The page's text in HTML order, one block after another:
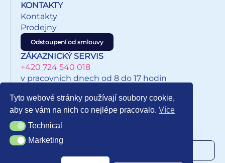
KONTAKTY
Kontakty
Prodejny
Odstoupení od smlouvy
ZÁKAZNICKÝ SERVIS
+420 724 540 018
v pracovních dnech od 8 do 17 hodin
NEWSLETTER
Tyto webové stránky používají soubory cookie,
aby se vám na nich co nejlépe pracovalo.Více
TechnicalTechnical
MarketingMarketing